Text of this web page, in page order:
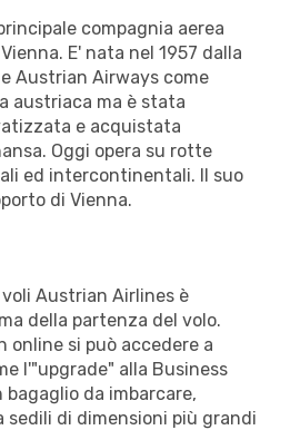
compagnia aerea
E' nata nel 1957 dalla
Austrian Airways come
austriaca ma è stata
e acquistata
Oggi opera su rotte
ed intercontinentali. Il suo
di Vienna.
Austrian Airlines è
della partenza del volo.
online si può accedere a
l'"upgrade" alla Business
da imbarcare,
sedili di dimensioni più grandi